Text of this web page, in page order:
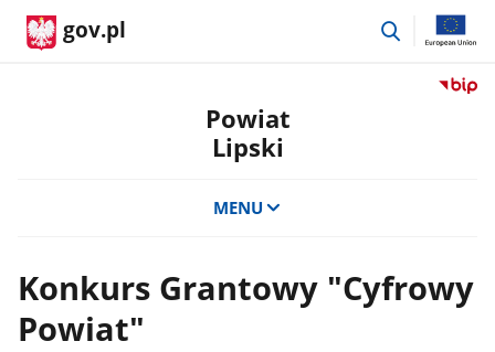
gov.pl
przejdź
Przejdź
Powiat
Lipski
MENU
Konkurs Grantowy "Cyfrowy
Powiat"